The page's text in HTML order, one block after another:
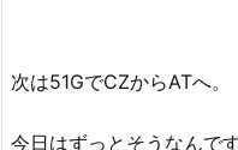
次は51GでCZからATへ。
今日はずっとそうなんで